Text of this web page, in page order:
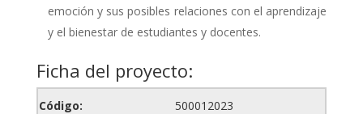
emoción y sus posibles relaciones con el aprendizaje
y el bienestar de estudiantes y docentes.
Ficha del proyecto:
Código: 500012023